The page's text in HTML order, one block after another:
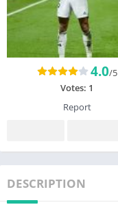
4.0/5
Votes: 1
Report
DESCRIPTION